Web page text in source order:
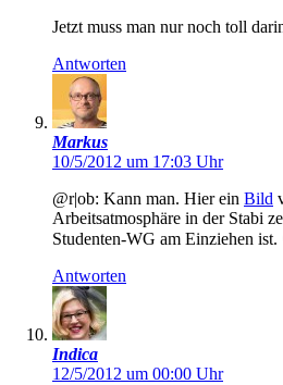
Jetzt muss man nur noch toll
Antworten
Markus
10/5/2012 um 17:03 Uhr
@r|ob: Kann man. Hier ein Bild
Arbeitsatmosphäre in der Stabi
Studenten-WG am Einziehen ist.
Antworten
Indica
12/5/2012 um 00:00 Uhr